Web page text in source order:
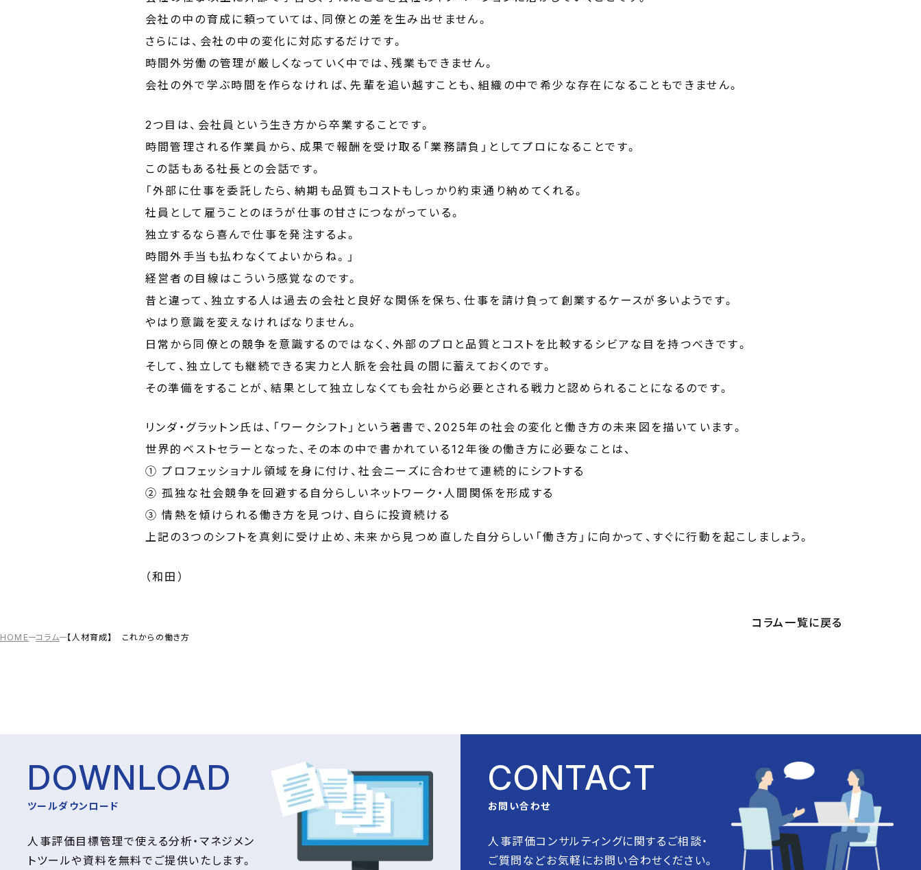
HOME コラム 【人材育成】 これからの働き方
会社の中の育成に頼っていては、同僚との差を生み出せません。
さらには、会社の中の変化に対応するだけです。
時間外労働の管理が厳しくなっていく中では、残業もできません。
会社の外で学ぶ時間を作らなければ、先輩を追い越すことも、組織の中で希少な存在になることもできません。
2つ目は、会社員という生き方から卒業することです。
時間管理される作業員から、成果で報酬を受け取る「業務請負」としてプロになることです。
この話もある社長との会話です。
「外部に仕事を委託したら、納期も品質もコストもしっかり約束通り納めてくれる。
社員として雇うことのほうが仕事の甘さにつながっている。
独立するなら喜んで仕事を発注するよ。
時間外手当も払わなくてよいからね。」
経営者の目線はこういう感覚なのです。
昔と違って、独立する人は過去の会社と良好な関係を保ち、仕事を請け負って創業するケースが多いようです。
やはり意識を変えなければなりません。
日常から同僚との競争を意識するのではなく、外部のプロと品質とコストを比較するシビアな目を持つべきです。
そして、独立しても継続できる実力と人脈を会社員の間に蓄えておくのです。
その準備をすることが、結果として独立しなくても会社から必要とされる戦力と認められることになるのです。
リンダ・グラットン氏は、「ワークシフト」という著書で、2025年の社会の変化と働き方の未来図を描いています。
世界的ベストセラーとなった、その本の中で書かれている12年後の働き方に必要なことは、
① プロフェッショナル領域を身に付け、社会ニーズに合わせて連続的にシフトする
② 孤独な社会競争を回避する自分らしいネットワーク・人間関係を形成する
③ 情熱を傾けられる働き方を見つけ、自らに投資続ける
上記の3つのシフトを真剣に受け止め、未来から見つめ直した自分らしい「働き方」に向かって、すぐに行動を起こしましょう。
（和田）
コラム一覧に戻る
DOWNLOAD
ツールダウンロード
人事評価目標管理で使える分析・マネジメン
トツールや資料を無料でご提供いたします。
CONTACT
お問い合わせ
人事評価コンサルティングに関するご相談・
ご質問などお気軽にお問い合わせください。